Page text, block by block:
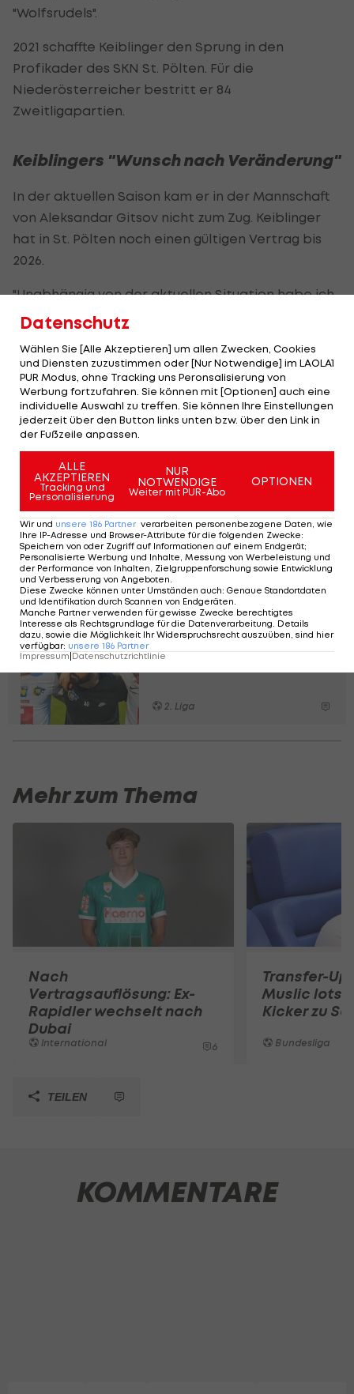
"Wolfsrudels".
2021 schaffte Keiblinger den Sprung in den
Profikader des SKN St. Pölten. Für die
Niederösterreicher bestritt er 84
Zweitligapartien.
Keiblingers "Wunsch nach Veränderung"
In der aktuellen Saison kam er in der Mannschaft
von Aleksandar Gitsov nicht zum Zug. Keiblinger
hat in St. Pölten noch einen gültigen Vertrag bis
2026.
"Unabhängig von der aktuellen Situation habe ich
gemerkt, dass mir ein Tapetenwechsel guttun
einen neuen Weg einzuschlagen, um mich dort zu
beweisen", sagte der 23-Jährige zu seinem
Abschied.
Sportdirektor Christoph Freitag wünscht
Keiblinger für die weitere Zukunft alles Gute.
"Julian hat uns in einem sehr guten Gespräch den
Wunsch nach Veränderung mitgeteilt. Wir wollen
ihm diese Möglichkeit freilich nicht verwehren. Er
betrachtet diesen Schritt in seiner persönlichen
Weiterentwicklung in einer anderen Umgebung als
notwendig", so Freitag.
In St. Pölten wird "out of
the box" gedacht
2. Liga
Mehr zum Thema
Nach
Vertragsauflösung: Ex-
Rapidler wechselt nach
Dubai
International 6
Transfer-
Muslic lotst
Kicker zu
Bundesliga
TEILEN
KOMMENTARE
Datenschutz
Wählen Sie [Alle Akzeptieren] um allen Zwecken, Cookies
und Diensten zuzustimmen oder [Nur Notwendige] im LAOLA1
PUR Modus, ohne Tracking uns Peronsalisierung von
Werbung fortzufahren. Sie können mit [Optionen] auch eine
individuelle Auswahl zu treffen. Sie können Ihre Einstellungen
jederzeit über den Button links unten bzw. über den Link in
der Fußzeile anpassen.
ALLE
AKZEPTIEREN
Tracking und
Personalisierung
NUR
NOTWENDIGE
Weiter mit PUR-Abo
OPTIONEN
Wir und unsere 186 Partner verarbeiten personenbezogene Daten, wie
Ihre IP-Adresse und Browser-Attribute für die folgenden Zwecke:
Speichern von oder Zugriff auf Informationen auf einem Endgerät;
Personalisierte Werbung und Inhalte, Messung von Werbeleistung und
der Performance von Inhalten, Zielgruppenforschung sowie Entwicklung
und Verbesserung von Angeboten
Diese Zwecke können unter Umständen auch: Genaue Standortdaten
und Identifikation durch Scannen von Endgeräten
Manche Partner verwenden für gewisse Zwecke berechtigtes
Interesse als Rechtsgrundlage für die Datenverarbeitung. Details
dazu, sowie die Möglichkeit Ihr Widerspruchsrecht auszuüben, sind hier
verfügbar: unsere 186 Partner
Impressum|Datenschutzrichtlinie